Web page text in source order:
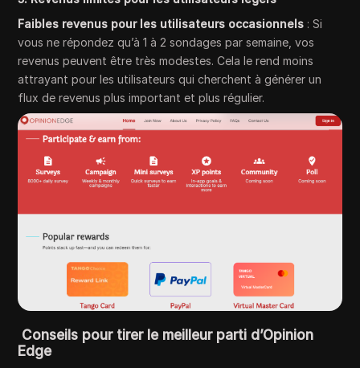
Faibles revenus pour les utilisateurs occasionnels : Si
vous ne répondez qu’à 1 à 2 sondages par semaine, vos
revenus peuvent être très modestes. Cela le rend moins
attrayant pour les utilisateurs qui cherchent à générer un
flux de revenus plus important et plus régulier.
Conseils pour tirer le meilleur parti d’Opinion
Edge